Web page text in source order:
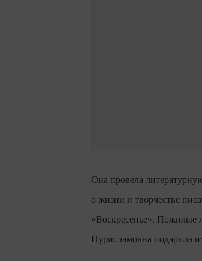
Она провела
о жизни и творчестве
«Воскресенье». Пожилые
Нурисламовна подарила